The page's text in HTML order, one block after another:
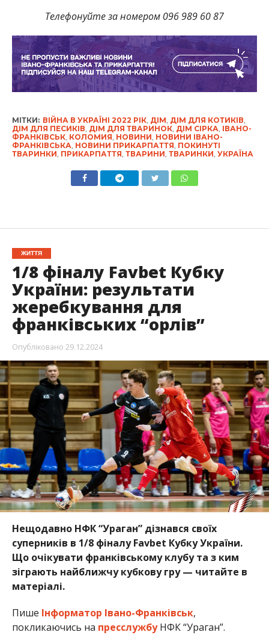
Телефонуйте за номером 096 989 60 87
МІТКИ: ВІЙНА В УКРАЇНІ 2022 РІК, ДІМ, ДІМ ДЛЯ КОТИКІВ,
ДІМ ДЛЯ ПЕСИКІВ, ДІМ ДЛЯ ТВАРИНОК, ДІМ СІРКА, ІВАНО-
ФРАНКІВСЬК, КОЛОМИЯ, НОВИНИ, НОВИНИ ІВАНО-
ФРАНКІВСЬКА, НОВИНИ ПРИКАРПАТТЯ, ПОКИНУТІ
ТВАРИНКИ, ПРИКАРПАТТЯ, ТВАРИНИ, ТВАРИНКИ, УКРАЇНА
ЖИТТЯ
1/8 фіналу Favbet Кубку
України: результати
жеребкування для
франківських “орлів”
Опубліковано 29.12.2024
Нещодавно НФК “Ураган” дізнався своїх
суперників в 1/8 фіналу Favbet Кубку України.
Що очікувати франківському клубу та з ким
зіграють найближчу кубкову гру — читайте в
матеріалі.
Пише Інформатор Івано-Франківськ,
покликаючись на пресслужбуНФК “Ураган”.